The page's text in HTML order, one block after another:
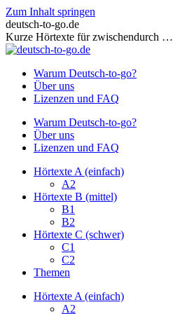
Zum Inhalt springen
deutsch-to-go.de
Kurze Hörtexte für zwischendurch …
Warum Deutsch-to-go?
Über uns
Lizenzen und FAQ
Warum Deutsch-to-go?
Über uns
Lizenzen und FAQ
Hörtexte A (einfach)
A2
Hörtexte B (mittel)
B1
B2
Hörtexte C (schwer)
C1
C2
Themen
Hörtexte A (einfach)
A2